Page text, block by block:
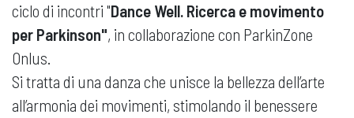
ciclo di incontri "Dance Well. Ricerca e movimento
per Parkinson", in collaborazione con ParkinZone
Onlus.
Si tratta di una danza che unisce la bellezza dell’arte
all’armonia dei movimenti, stimolando il benessere